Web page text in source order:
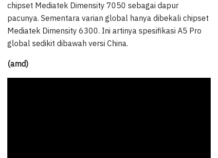
chipset Mediatek Dimensity 7050 sebagai dapur
pacunya. Sementara varian global hanya dibekali chipset
Mediatek Dimensity 6300. Ini artinya spesifikasi A5 Pro
global sedikit dibawah versi China.
(amd)